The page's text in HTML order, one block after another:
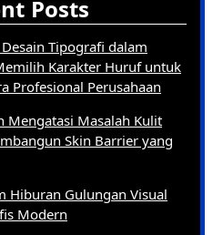
Posts
Tipografi dalam
Karakter Huruf untuk
Profesional Perusahaan
Mengatasi Masalah Kulit
Skin Barrier yang
Hiburan Gulungan Visual
Modern